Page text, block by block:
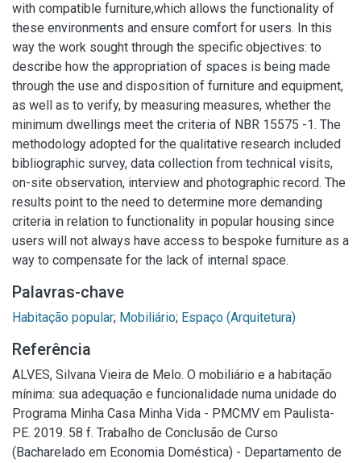
with compatible furniture,which allows the functionality of
these environments and ensure comfort for users. In this
way the work sought through the specific objectives: to
describe how the appropriation of spaces is being made
through the use and disposition of furniture and equipment,
as well as to verify, by measuring measures, whether the
minimum dwellings meet the criteria of NBR 15575 -1. The
methodology adopted for the qualitative research included
bibliographic survey, data collection from technical visits,
on-site observation, interview and photographic record. The
results point to the need to determine more demanding
criteria in relation to functionality in popular housing since
users will not always have access to bespoke furniture as a
way to compensate for the lack of internal space.
Palavras-chave
Habitação popular; Mobiliário; Espaço (Arquitetura)
Referência
ALVES, Silvana Vieira de Melo. O mobiliário e a habitação
mínima: sua adequação e funcionalidade numa unidade do
Programa Minha Casa Minha Vida - PMCMV em Paulista-
PE. 2019. 58 f. Trabalho de Conclusão de Curso
(Bacharelado em Economia Doméstica) - Departamento de